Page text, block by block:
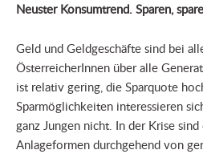
Neuster Konsumtrend. Sparen,
Geld und Geldgeschäfte sind bei
ÖsterreicherInnen über alle
ist relativ gering, die Sparquote
Sparmöglichkeiten interessieren
ganz Jungen nicht. In der Krise
Anlageformen durchgehend von